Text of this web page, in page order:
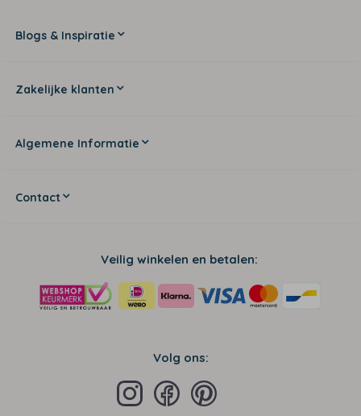
Blogs & Inspiratie
Zakelijke klanten
Algemene Informatie
Contact
Veilig winkelen en betalen:
Volg ons: